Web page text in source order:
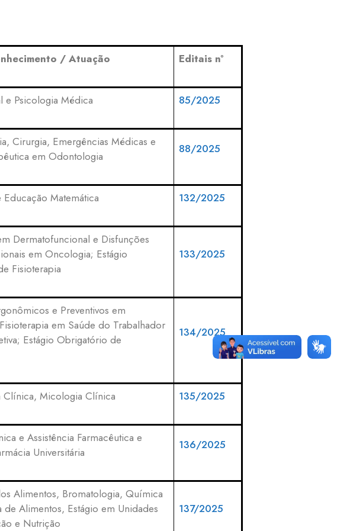
/ Atuação Editais nº
e Psicologia Médica 85/2025
Cirurgia, Emergências Médicas e
em Odontologia
88/2025
Educação Matemática 132/2025
Dermatofuncional e Disfunções
em Oncologia; Estágio
Fisioterapia
133/2025
e Preventivos em
em Saúde do Trabalhador
Estágio Obrigatório de
134/2025
Clínica, Micologia Clínica 135/2025
e Assistência Farmacêutica e
Universitária
136/2025
Alimentos, Bromatologia, Química
Alimentos, Estágio em Unidades
e Nutrição
137/2025